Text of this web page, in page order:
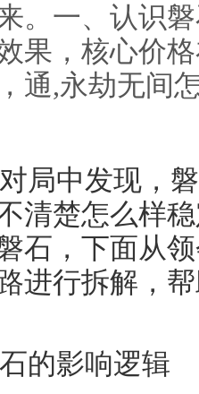
。一、认识
果，核心价
通,永劫无间
局中发现，
清楚怎么样
石，下面从
进行拆解，
的影响逻辑